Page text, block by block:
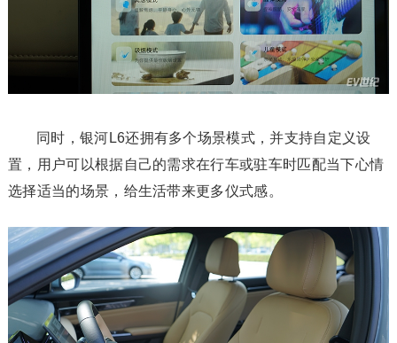
同时，银河L6还拥有多个场景模式，并支持自定义设
置，用户可以根据自己的需求在行车或驻车时匹配当下心情
选择适当的场景，给生活带来更多仪式感。